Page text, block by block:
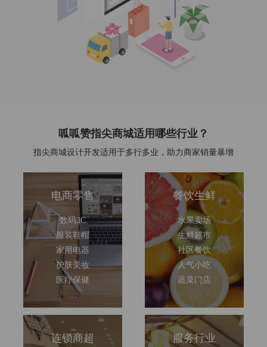
呱呱赞指尖商城适用哪些行业？
指尖商城设计开发适用于多行多业，助力商家销量暴增
电商零售
数码3C
服装鞋帽
家用电器
护肤美妆
医疗保健
…
餐饮生鲜
水果卖场
生鲜超市
社区餐饮
人气小吃
蔬菜门店
连锁商超 服务行业